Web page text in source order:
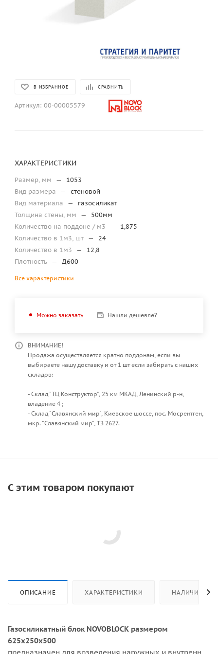
В ИЗБРАННОЕ СРАВНИТЬ
Артикул: 00-00005579
ХАРАКТЕРИСТИКИ
Размер, мм —
1053
Вид размера
—
стеновой
Вид материала
—
газосиликат
Толщина стены, мм
—
500мм
Количество на поддоне / м3
—
1,875
Количество в 1м3, шт —
24
Количество в 1м3
—
12,8
Плотность — Д600
Все характеристики
Можно заказать Нашли дешевле?
ВНИМАНИЕ!
Продажа осуществляется кратно поддонам, если вы
выбираете нашу доставку и от 1 шт если забирать с наших
складов:
- Склад "ТЦ Конструктор", 25 км МКАД, Ленинский р-н,
владение 4 ;
- Склад "Славянский мир", Киевское шоссе, пос. Мосрентген,
мкр. "Славянский мир", ТЗ 2627.
С этим товаром покупают
ОПИСАНИЕ ХАРАКТЕРИСТИКИ НАЛИЧИЕ
Газосиликатный блок NOVOBLOCK размером
625х250х500